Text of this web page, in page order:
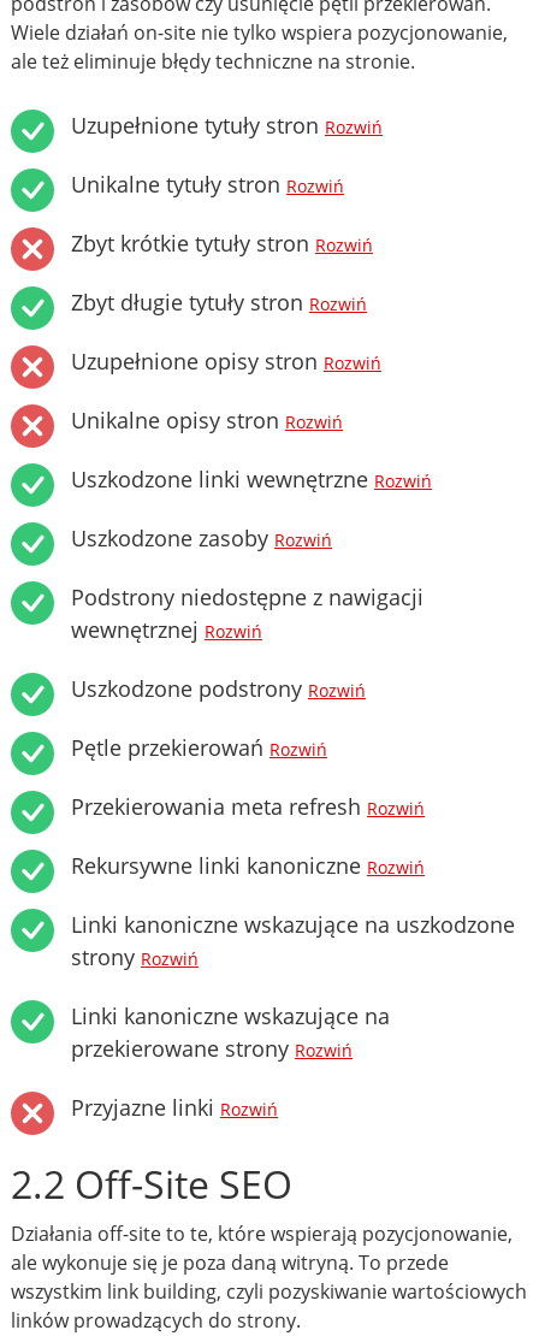
Wiele działań on-site nie tylko wspiera pozycjonowanie,
ale też eliminuje błędy techniczne na stronie.
Uzupełnione tytuły stron Rozwiń
Unikalne tytuły stron Rozwiń
Zbyt krótkie tytuły stron Rozwiń
Zbyt długie tytuły stron Rozwiń
Uzupełnione opisy stron Rozwiń
Unikalne opisy stron Rozwiń
Uszkodzone linki wewnętrzne Rozwiń
Uszkodzone zasoby Rozwiń
Podstrony niedostępne z nawigacji
wewnętrznej Rozwiń
Uszkodzone podstrony Rozwiń
Pętle przekierowań Rozwiń
Przekierowania meta refresh Rozwiń
Rekursywne linki kanoniczne Rozwiń
Linki kanoniczne wskazujące na uszkodzone
strony Rozwiń
Linki kanoniczne wskazujące na
przekierowane strony Rozwiń
Przyjazne linki Rozwiń
2.2 Off-Site SEO
Działania off-site to te, które wspierają pozycjonowanie,
ale wykonuje się je poza daną witryną. To przede
wszystkim link building, czyli pozyskiwanie wartościowych
linków prowadzących do strony.